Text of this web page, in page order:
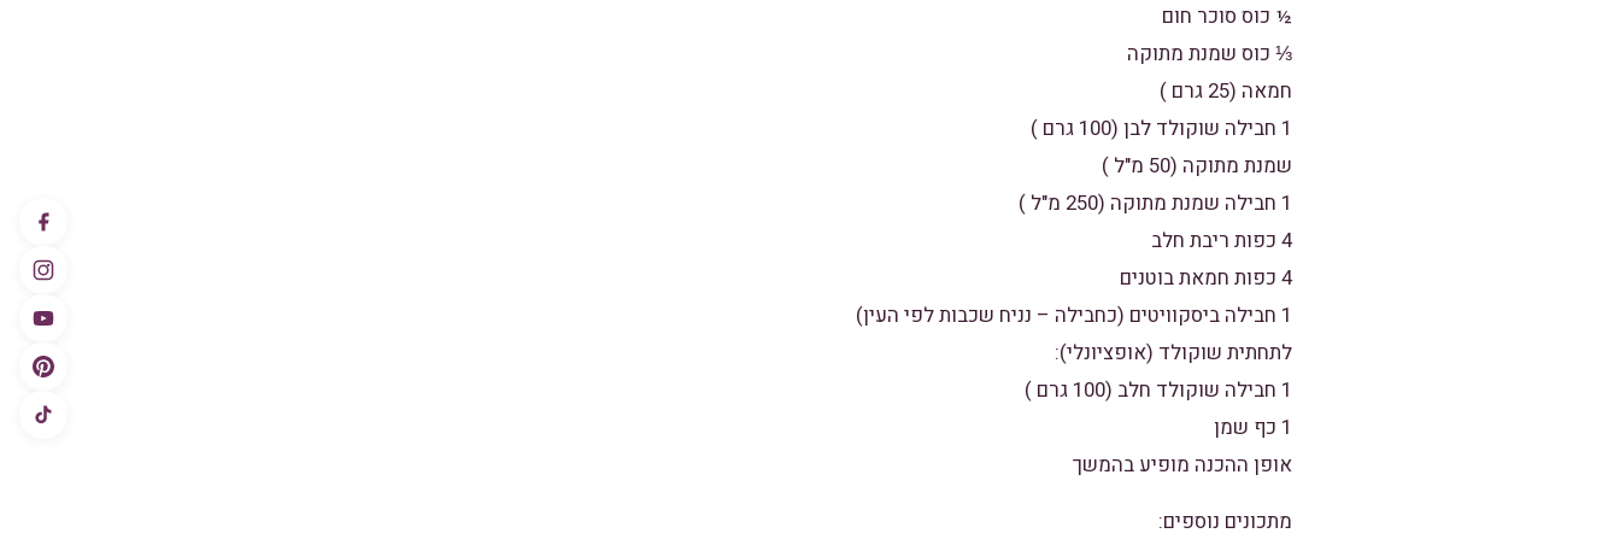
½ כוס סוכר חום
⅓ כוס שמנת מתוקה
חמאה (25 גרם )
1 חבילה שוקולד לבן (100 גרם )
שמנת מתוקה (50 מ"ל )
1 חבילה שמנת מתוקה (250 מ"ל )
4 כפות ריבת חלב
4 כפות חמאת בוטנים
1 חבילה ביסקוויטים (כחבילה – נניח שכבות לפי העין)
לתחתית שוקולד (אופציונלי):
1 חבילה שוקולד חלב (100 גרם )
1 כף שמן
אופן ההכנה מופיע בהמשך
מתכונים נוספים: